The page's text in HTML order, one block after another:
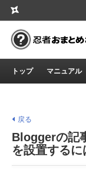
トップ マニュアル
戻る
Bloggerの記
を設置する